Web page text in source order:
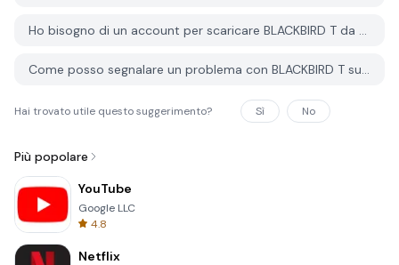
Ho bisogno di un account per scaricare BLACKBIRD T da PGYER APK HUB?
Come posso segnalare un problema con BLACKBIRD T su PGYER APK HUB?
Hai trovato utile questo suggerimento? Sì No
Più popolare
YouTube
Google LLC
4.8
Netflix